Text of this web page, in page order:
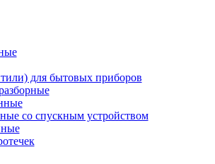
для бытовых приборов
со спускным устройством